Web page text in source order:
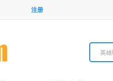
注册
英